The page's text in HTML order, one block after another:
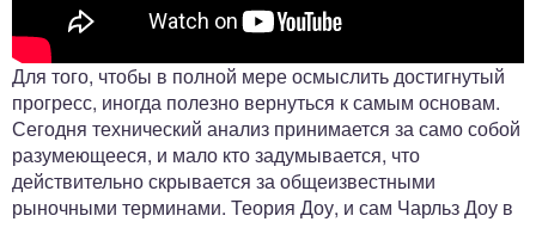
Для того, чтобы в полной мере осмыслить достигнутый
прогресс, иногда полезно вернуться к самым основам.
Сегодня технический анализ принимается за само собой
разумеющееся, и мало кто задумывается, что
действительно скрывается за общеизвестными
рыночными терминами. Теория Доу, и сам Чарльз Доу в